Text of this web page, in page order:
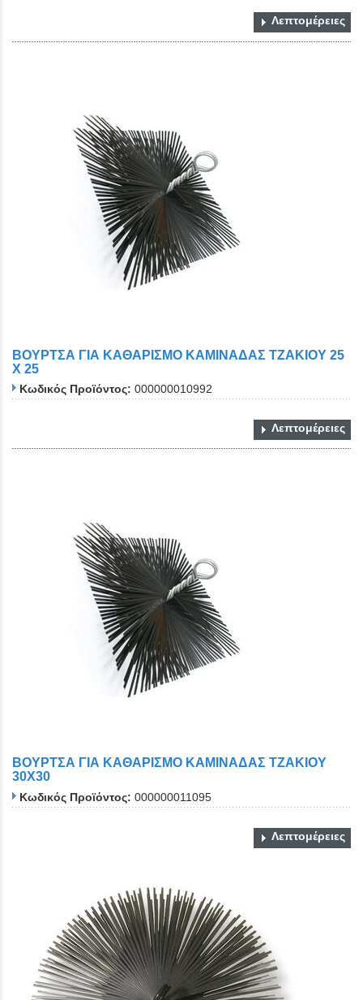
Λεπτομέρειες
ΒΟΥΡΤΣΑ ΓΙΑ ΚΑΘΑΡΙΣΜΟ ΚΑΜΙΝΑΔΑΣ ΤΖΑΚΙΟΥ 25
Χ 25
Κωδικός Προϊόντος: 000000010992
Λεπτομέρειες
ΒΟΥΡΤΣΑ ΓΙΑ ΚΑΘΑΡΙΣΜΟ ΚΑΜΙΝΑΔΑΣ ΤΖΑΚΙΟΥ
30Χ30
Κωδικός Προϊόντος: 000000011095
Λεπτομέρειες